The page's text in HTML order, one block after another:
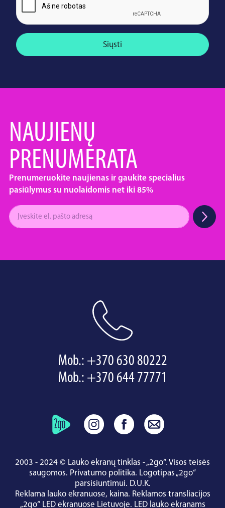
Siųsti
NAUJIENŲ
PRENUMERATA
Prenumeruokite naujienas ir gaukite specialius
pasiūlymus su nuolaidomis net iki 85%
Mob.: +370 630 80222
Mob.: +370 644 77771
2003 - 2024 © Lauko ekranų tinklas - „2go“. Visos teisės
saugomos. Privatumo politika. Logotipas „2go“
parsisiuntimui. D.U.K.
Reklama lauko ekranuose, kaina. Reklamos transliacijos
„2go“ LED ekranuose Lietuvoje. LED lauko ekranams